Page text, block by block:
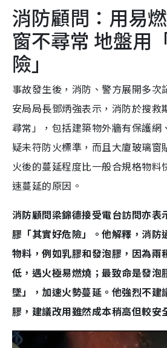
消防顧問：用易
窗不尋常 地盤用
險」
事故發生後，消防、警方展開多次
安局局長鄧炳強表示，消防於搜救
尋常」，包括建築物外牆有保護網
疑未符防火標準，而且大廈玻璃窗
火後的蔓延程度比一般合規格物料
速蔓延的原因。
消防顧問梁錦德接受電台訪問亦表
膠「其實好危險」。他解釋，消防
物料，例如乳膠和發泡膠，因為兩
低，遇火極易燃燒；最致命是發泡
墜」，加速火勢蔓延。他強烈不建
膠，建議改用雖然成本稍高但較安